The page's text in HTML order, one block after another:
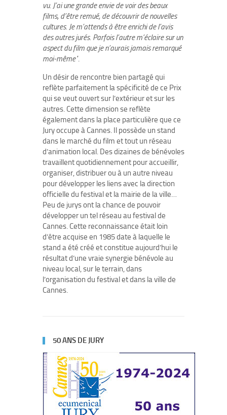
vu. J’ai une grande envie de voir des beaux
films, d’être remué, de découvrir de nouvelles
cultures. Je m’attends à être enrichi de l’avis
des autres jurés. Parfois l’autre m’éclaire sur un
aspect du film que je n’aurais jamais remarqué
moi-même".
Un désir de rencontre bien partagé qui
reflète parfaitement la spécificité de ce Prix
qui se veut ouvert sur l’extérieur et sur les
autres. Cette dimension se reflète
également dans la place particulière que ce
Jury occupe à Cannes. Il possède un stand
dans le marché du film et tout un réseau
d’animation local. Des dizaines de bénévoles
travaillent quotidiennement pour accueillir,
organiser, distribuer ou à un autre niveau
pour développer les liens avec la direction
officielle du festival et la mairie de la ville…
Peu de jurys ont la chance de pouvoir
développer un tel réseau au festival de
Cannes. Cette reconnaissance était loin
d’être acquise en 1985 date à laquelle le
stand a été créé et constitue aujourd’hui le
résultat d’une vraie synergie bénévole au
niveau local, sur le terrain, dans
l’organisation du festival et dans la ville de
Cannes.
50 ANS DE JURY